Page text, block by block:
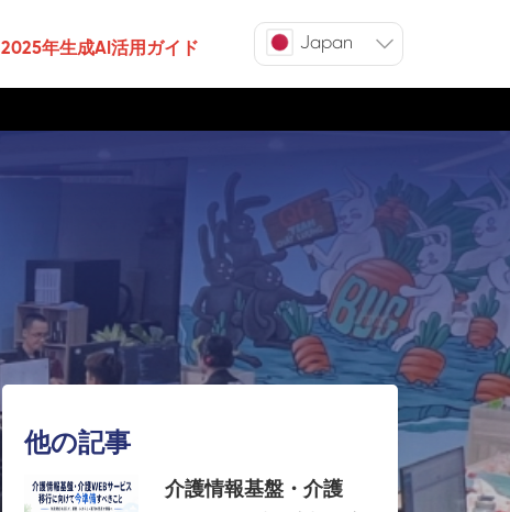
2025年生成AI活用ガイド Japan
他の記事
介護情報基盤・介護